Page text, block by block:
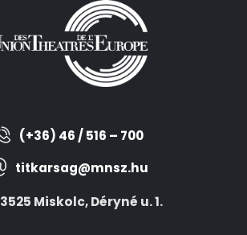
(+36) 46 / 516 – 700
titkarsag@mnsz.hu
3525 Miskolc, Déryné u. 1.